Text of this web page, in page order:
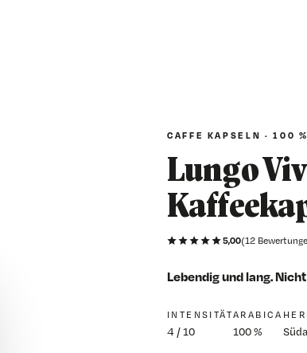
CAFFE KAPSELN · 100
Lungo
★★★★★5,00(12
Lebendig und lang.
INTENSITÄT
4 / 10
ARABICA
100 %